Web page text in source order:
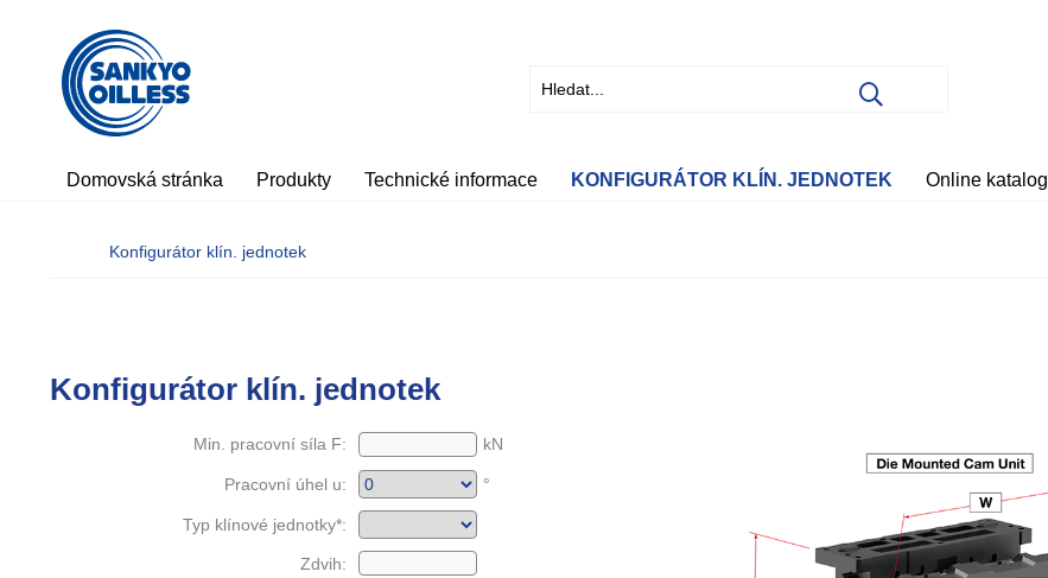
Domovská stránka Produkty Technické informace KONFIGURÁTOR KLÍN. JEDNOTEK Online katalog
Konfigurátor klín. jednotek
Konfigurátor klín. jednotek
Min. pracovní síla F: kN
Pracovní úhel u: °
Typ klínové jednotky*:
Zdvih: